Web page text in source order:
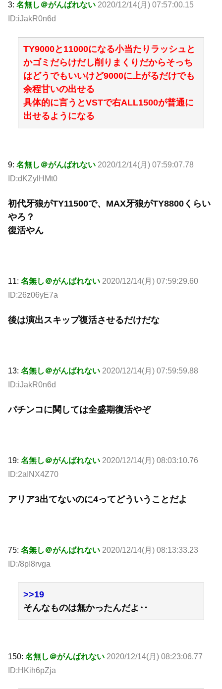
3: 名無し＠がんばれない 2020/12/14(月) 07:57:00.15
ID:iJakR0n6d
TY9000と11000になる小当たりラッシュと
かゴミだらけだし削りまくりだからそっち
はどうでもいいけど9000に上がるだけでも
余程甘いの出せる
具体的に言うとVSTで右ALL1500が普通に
出せるようになる
9: 名無し＠がんばれない 2020/12/14(月) 07:59:07.78
ID:dKZylHMt0
初代牙狼がTY11500で、MAX牙狼がTY8800くらい
やろ？
復活やん
11: 名無し＠がんばれない 2020/12/14(月) 07:59:29.60
ID:26z06yE7a
後は演出スキップ復活させるだけだな
13: 名無し＠がんばれない 2020/12/14(月) 07:59:59.88
ID:iJakR0n6d
パチンコに関しては全盛期復活やぞ
19: 名無し＠がんばれない 2020/12/14(月) 08:03:10.76
ID:2aINX4Z70
アリア3出てないのに4ってどういうことだよ
75: 名無し＠がんばれない 2020/12/14(月) 08:13:33.23
ID:/8pI8rvga
>>19
そんなものは無かったんだよ‥
150: 名無し＠がんばれない 2020/12/14(月) 08:23:06.77
ID:HKih6pZja